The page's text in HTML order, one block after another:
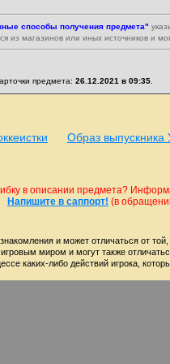
способы получения предмета"
из магазинов или иных источников и
предмета: 26.12.2021 в 09:35.
Образ выпускника
в описании предмета?
Напишите в саппорт! (в
и может отличаться от
миром и могут также
каких-либо действий игрока,